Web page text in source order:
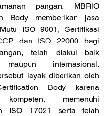
pangan. MBRIO
Body memberikan jasa
ISO 9001, Sertifikasi
dan ISO 22000 bagi
telah diakui baik
internasional.
layak diberikan oleh
Body karena
kompeten, memenuhi
ISO 17021 serta telah